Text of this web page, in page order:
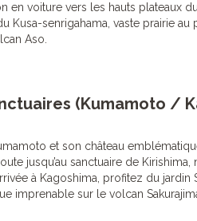
en voiture vers les hauts plateaux
Kusa-senrigahama, vaste prairie au
Aso.
(Kumamoto /
et son château
jusqu’au sanctuaire de Kirishima,
à Kagoshima, profitez du jardin
imprenable sur le volcan